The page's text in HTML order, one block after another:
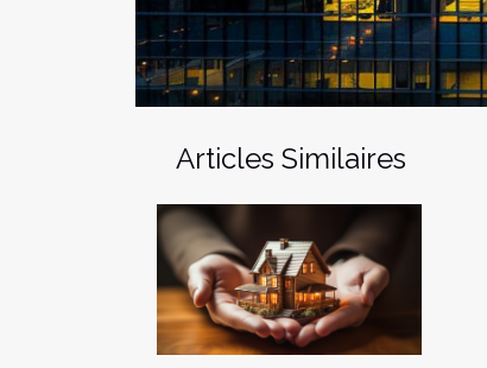
Articles Similaires